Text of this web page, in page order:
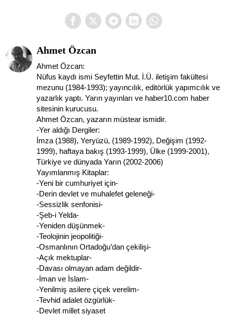
Ahmet Özcan
Ahmet Özcan:
Nüfus kaydı ismi Seyfettin Mut. İ.Ü. iletişim fakültesi
mezunu (1984-1993); yayıncılık, editörlük yapımcılık ve
yazarlık yaptı. Yarın yayınları ve haber10.com haber
sitesinin kurucusu.
Ahmet Özcan, yazarın müstear ismidir.
-Yer aldığı Dergiler:
İmza (1988), Yeryüzü, (1989-1992), Değişim (1992-
1999), haftaya bakış (1993-1999), Ülke (1999-2001),
Türkiye ve dünyada Yarın (2002-2006)
Yayımlanmış Kitaplar:
-Yeni bir cumhuriyet için-
-Derin devlet ve muhalefet geleneği-
-Sessizlik senfonisi-
-Şeb-i Yelda-
-Yeniden düşünmek-
-Teolojinin jeopolitiği-
-Osmanlının Ortadoğu’dan çekilişi-
-Açık mektuplar-
-Davası olmayan adam değildir-
-İman ve İslam-
-Yenilmiş asilere çiçek verelim-
-Tevhid adalet özgürlük-
-Devlet millet siyaset